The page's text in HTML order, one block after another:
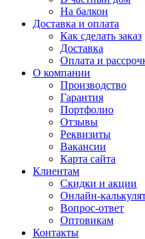
На балкон
Доставка и оплата
Как сделать заказ
Доставка
Оплата и
О компании
Производство
Гарантия
Портфолио
Отзывы
Реквизиты
Вакансии
Карта сайта
Клиентам
Скидки и акции
Онлайн-
Вопрос-ответ
Оптовикам
Контакты